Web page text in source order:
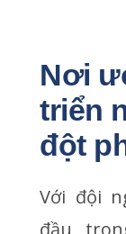
Nơi
triển
đột
Với đội